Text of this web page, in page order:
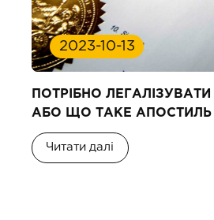
2023-10-13
ПОТРІБНО
АБО ЩО ТАКЕ АПОСТИЛЬ
Читати далі